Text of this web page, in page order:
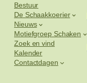
Bestuur
De Schaakkoerier
Nieuws
Motiefgroep Schaken
Zoek en vind
Kalender
Contactdagen